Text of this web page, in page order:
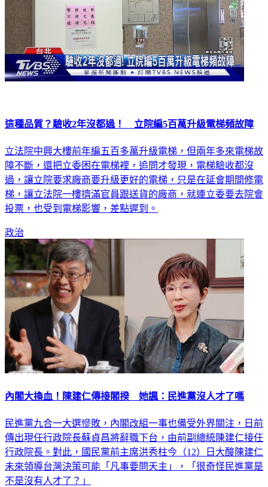
這種品質？驗收2年沒都過！ 立院編5百萬升級電梯頻故障
立法院中興大樓前年編五百多萬升級電梯，但兩年多來電梯故
障不斷，還把立委困在電梯裡，追問才發現，電梯驗收都沒
過，讓立院要求廠商要升級更好的電梯，只是在延會期間修電
梯，讓立法院一樓擠滿官員跟送貨的廠商，就連立委要去院會
投票，也受到電梯影響，差點遲到。
政治
內閣大換血！陳建仁傳接閣揆 她諷：民進黨沒人才了嗎
民進黨九合一大選慘敗，內閣改組一事也備受外界關注，日前
傳出現任行政院長蘇貞昌將辭職下台，由前副總統陳建仁接任
行政院長。對此，國民黨前主席洪秀柱今（12）日大酸陳建仁
未來領導台灣決策可能「凡事要問天主」，「很奇怪民進黨是
不是沒有人才了？」